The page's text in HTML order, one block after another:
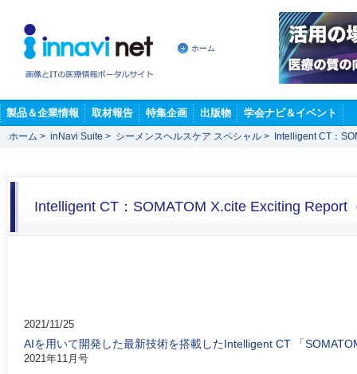
ホーム
製品＆企業情報 取材報告 特集企画 出版物 学会ナビ＆イベント
ホーム > inNavi Suite > シーメンスヘルスケア スペシャル > Intelligent CT：
Intelligent CT：SOMATOM X.cite Exciting Report
2021/11/25
AIを用いて開発した最新技術を搭載したIntelligent CT 「
2021年11月号